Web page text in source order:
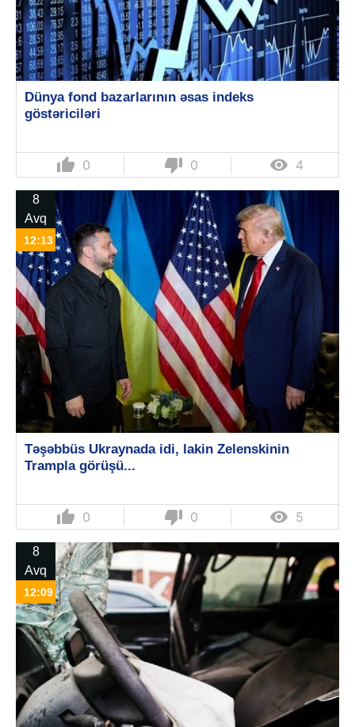
Dünya fond bazarlarının əsas indeks
göstəriciləri
thumb_up 0 thumb_down 0  4
8
Avq
12:13
Təşəbbüs Ukraynada idi, lakin Zelenskinin
Trampla görüşü...
thumb_up 0 thumb_down 0  5
8
Avq
12:09